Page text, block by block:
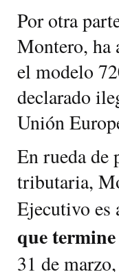
Por otra
Montero, ha
el modelo
declarado
Unión
En rueda de
tributaria,
Ejecutivo
que
31 de